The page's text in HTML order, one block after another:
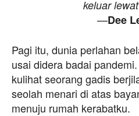
keluar
—Dee
Pagi itu, dunia perlahan
usai didera badai
kulihat seorang gadis
seolah menari di atas
menuju rumah kerabatku.